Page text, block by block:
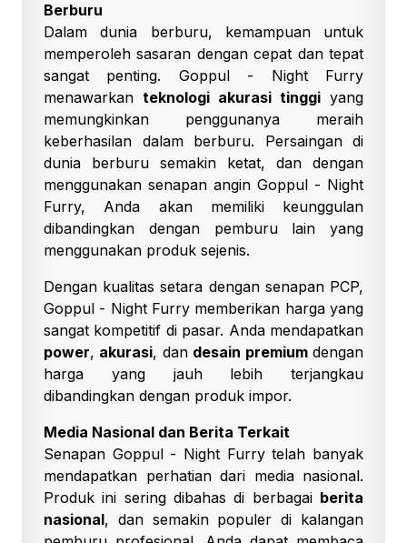
Berburu
Dalam dunia berburu, kemampuan untuk
memperoleh sasaran dengan cepat dan tepat
sangat penting. Goppul - Night Furry
menawarkan teknologi akurasi tinggi yang
memungkinkan penggunanya meraih
keberhasilan dalam berburu. Persaingan di
dunia berburu semakin ketat, dan dengan
menggunakan senapan angin Goppul - Night
Furry, Anda akan memiliki keunggulan
dibandingkan dengan pemburu lain yang
menggunakan produk sejenis.
Dengan kualitas setara dengan senapan PCP,
Goppul - Night Furry memberikan harga yang
sangat kompetitif di pasar. Anda mendapatkan
power, akurasi, dan desain premiumdengan
harga yang jauh lebih terjangkau
dibandingkan dengan produk impor.
Media Nasional dan Berita Terkait
Senapan Goppul - Night Furry telah banyak
mendapatkan perhatian dari media nasional.
Produk ini sering dibahas di berbagai berita
nasional, dan semakin populer di kalangan